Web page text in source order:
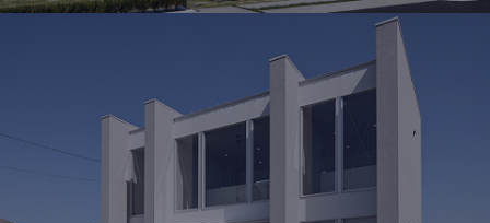
MODEL HOUSE
岡山北モデルハウス
岡山県勝田郡奈義町荒内西58-2
OPEN 10：00 ～ 19：00